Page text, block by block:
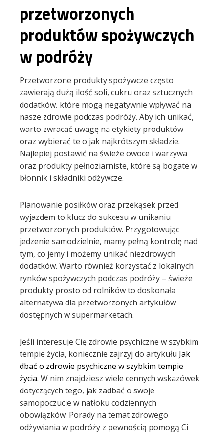
przetworzonych
produktów spożywczych
w podróży
Przetworzone produkty spożywcze często
zawierają dużą ilość soli, cukru oraz sztucznych
dodatków, które mogą negatywnie wpływać na
nasze zdrowie podczas podróży. Aby ich unikać,
warto zwracać uwagę na etykiety produktów
oraz wybierać te o jak najkrótszym składzie.
Najlepiej postawić na świeże owoce i warzywa
oraz produkty pełnoziarniste, które są bogate w
błonnik i składniki odżywcze.
Planowanie posiłków oraz przekąsek przed
wyjazdem to klucz do sukcesu w unikaniu
przetworzonych produktów. Przygotowując
jedzenie samodzielnie, mamy pełną kontrolę nad
tym, co jemy i możemy unikać niezdrowych
dodatków. Warto również korzystać z lokalnych
rynków spożywczych podczas podróży – świeże
produkty prosto od rolników to doskonała
alternatywa dla przetworzonych artykułów
dostępnych w supermarketach.
Jeśli interesuje Cię zdrowie psychiczne w szybkim
tempie życia, koniecznie zajrzyj do artykułu Jak
dbać o zdrowie psychiczne w szybkim tempie
życia. W nim znajdziesz wiele cennych wskazówek
dotyczących tego, jak zadbać o swoje
samopoczucie w natłoku codziennych
obowiązków. Porady na temat zdrowego
odżywiania w podróży z pewnością pomogą Ci